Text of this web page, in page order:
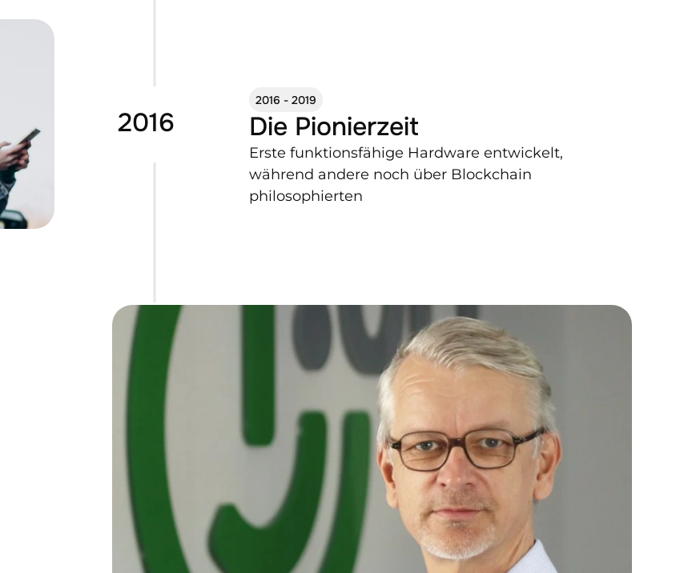
2016
2016 - 2019
Die Pionierzeit
Erste funktionsfähige Hardware entwickelt,
während andere noch über Blockchain
philosophierten